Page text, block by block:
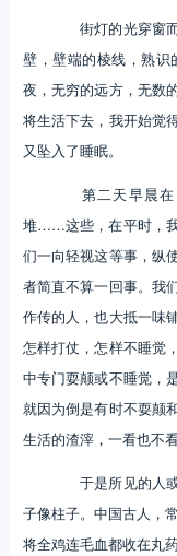
街灯的光穿窗而
壁，壁端的棱线，熟
夜，无穷的远方，无数
将生活下去，我开始
又坠入了睡眠。
第二天早晨在
堆……这些，在平时，
们一向轻视这等事，纵
者简直不算一回事。我
作传的人，也大抵一味
怎样打仗，怎样不睡觉
中专门耍颠或不睡觉，
就因为倒是有时不耍颠
生活的渣滓，一看也不看
于是所见的人或
子像柱子。中国古人，
将全鸡连毛血都收在丸